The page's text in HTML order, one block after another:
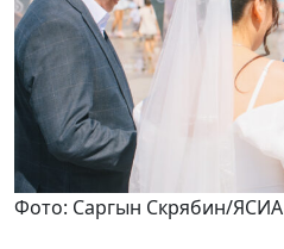
Фото: Саргын Скрябин/ЯСИА